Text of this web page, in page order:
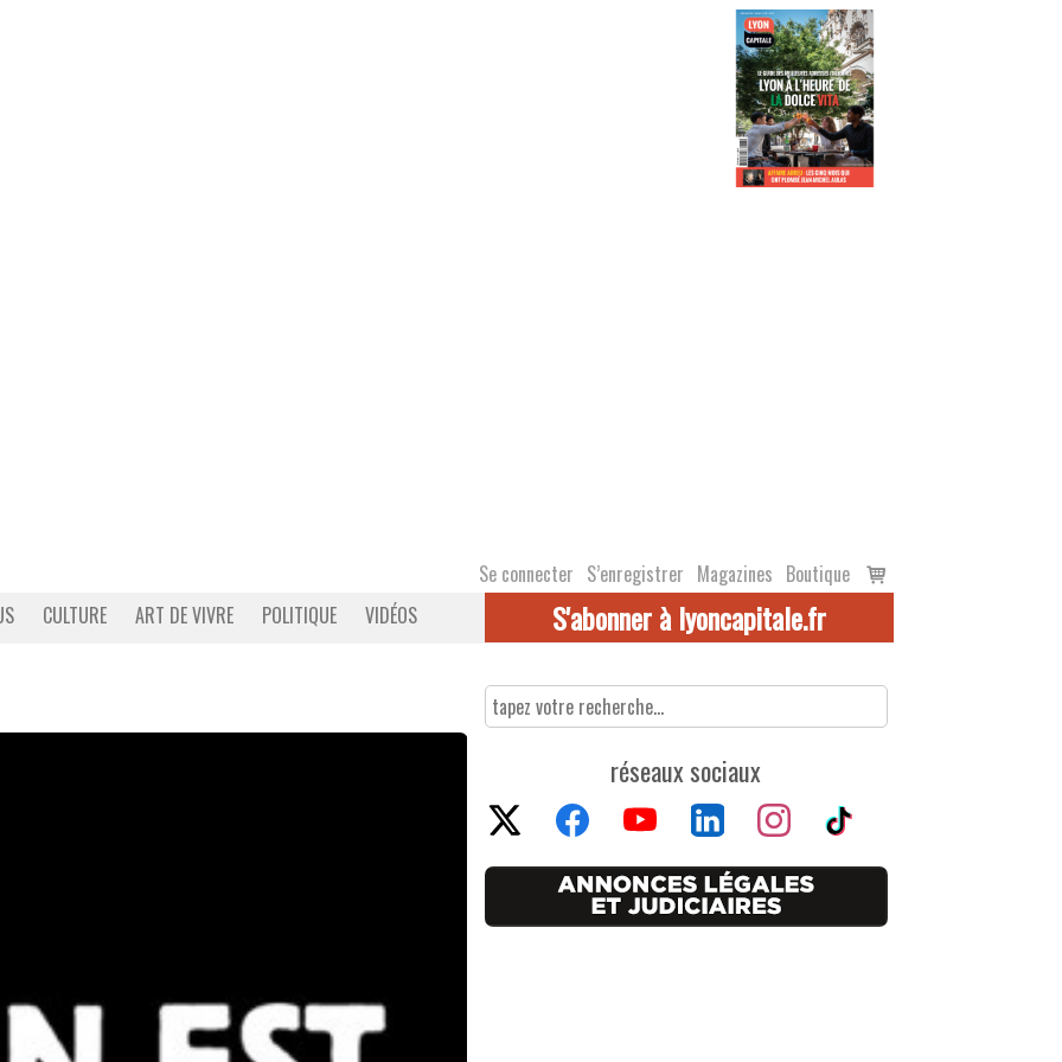
Se connecter S’enregistrer Magazines Boutique
Voir
le
CULTURE ART DE VIVRE POLITIQUE VIDÉOS S'abonner à lyoncapitale.fr
réseaux sociaux